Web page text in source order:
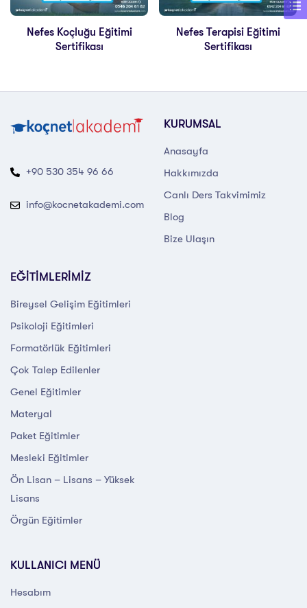
Nefes Koçluğu Eğitimi
Sertifikası
Nefes Terapisi Eğitimi
Sertifikası
+90 530 354 96 66
info@kocnetakademi.com
KURUMSAL
Anasayfa
Hakkımızda
Canlı Ders Takvimimiz
Blog
Bize Ulaşın
EĞİTİMLERİMİZ
Bireysel Gelişim Eğitimleri
Psikoloji Eğitimleri
Formatörlük Eğitimleri
Çok Talep Edilenler
Genel Eğitimler
Materyal
Paket Eğitimler
Mesleki Eğitimler
Ön Lisan – Lisans – Yüksek
Lisans
Örgün Eğitimler
KULLANICI MENÜ
Hesabım